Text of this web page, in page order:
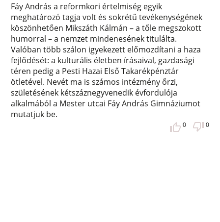
Fáy András a reformkori értelmiség egyik
meghatározó tagja volt és sokrétű tevékenységének
köszönhetően Mikszáth Kálmán – a tőle megszokott
humorral – a nemzet mindenesének titulálta.
Valóban több szálon igyekezett előmozdítani a haza
fejlődését: a kulturális életben írásaival, gazdasági
téren pedig a Pesti Hazai Első Takarékpénztár
ötletével. Nevét ma is számos intézmény őrzi,
születésének kétszáznegyvenedik évfordulója
alkalmából a Mester utcai Fáy András Gimnáziumot
mutatjuk be.
0 0